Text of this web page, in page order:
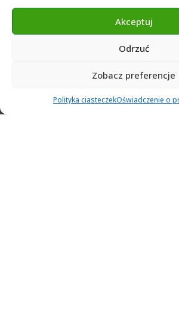
Akceptuj
Odrzuć
Zobacz preferencje
Polityka ciasteczekOświadczenie o
© 2024 Abutment Implants PL. All
Menu